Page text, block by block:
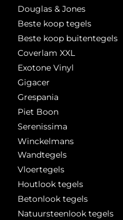
Douglas & Jones
Beste koop tegels
Beste koop buitentegels
Coverlam XXL
Exotone Vinyl
Gigacer
Grespania
Piet Boon
Serenissima
Winckelmans
Wandtegels
Vloertegels
Houtlook tegels
Betonlook tegels
Natuursteenlook tegels